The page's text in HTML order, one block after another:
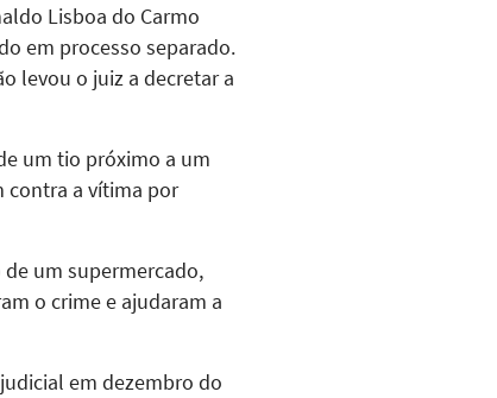
Lisboa do Carmo
em processo separado.
levou o juiz a decretar a
um tio próximo a um
contra a vítima por
de um supermercado,
o crime e ajudaram a
em dezembro do